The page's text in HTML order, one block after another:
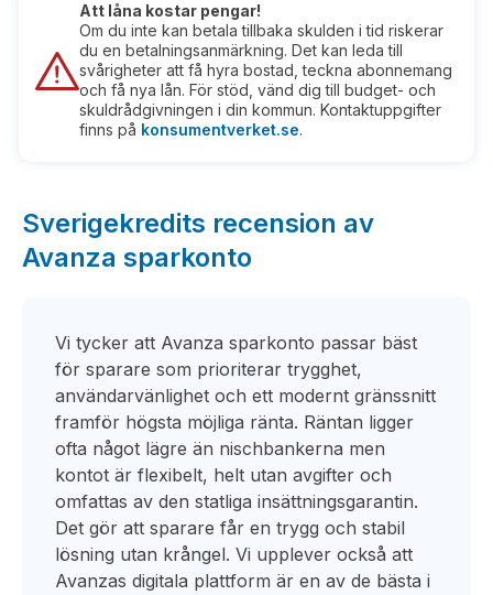
Att låna kostar pengar!
Om du inte kan betala tillbaka skulden i tid riskerar
du en betalningsanmärkning. Det kan leda till
svårigheter att få hyra bostad, teckna abonnemang
och få nya lån. För stöd, vänd dig till budget- och
skuldrådgivningen i din kommun. Kontaktuppgifter
finns på konsumentverket.se.
Sverigekredits recension av
Avanza sparkonto
Vi tycker att Avanza sparkonto passar bäst
för sparare som prioriterar trygghet,
användarvänlighet och ett modernt gränssnitt
framför högsta möjliga ränta. Räntan ligger
ofta något lägre än nischbankerna men
kontot är flexibelt, helt utan avgifter och
omfattas av den statliga insättningsgarantin.
Det gör att sparare får en trygg och stabil
lösning utan krångel. Vi upplever också att
Avanzas digitala plattform är en av de bästa i